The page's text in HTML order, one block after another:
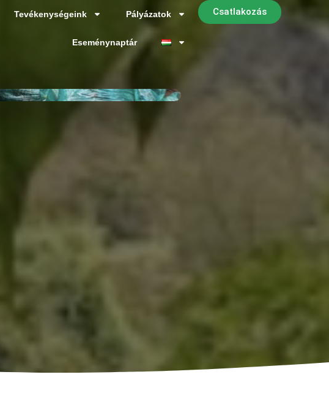
Tevékenységeink Pályázatok
Eseménynaptár
Csatlakozás